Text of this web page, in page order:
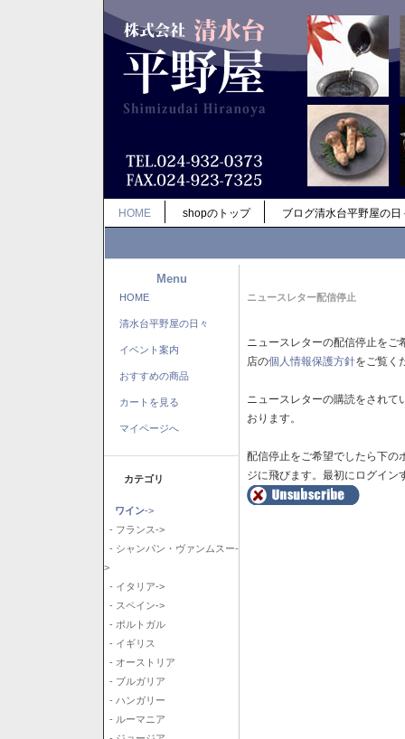
HOME shopのトップ ブログ清水台平野屋の日
Menu
HOME
清水台平野屋の日々
イベント案内
おすすめの商品
カートを見る
マイページへ
カテゴリ
ワイン->
- フランス->
- シャンパン・ヴァンムスー-
>
- イタリア->
- スペイン->
- ポルトガル
- イギリス
- オーストリア
- ブルガリア
- ハンガリー
- ルーマニア
ニュースレター配信停止
ニュースレターの配信停止を
店の個人情報保護方針をご覧く
ニュースレターの購読をされ
おります。
配信停止をご希望でしたら下の
ジに飛びます。最初にログイン